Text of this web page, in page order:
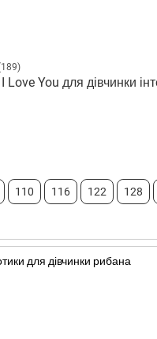
You для дівчинки
110 116 122 128